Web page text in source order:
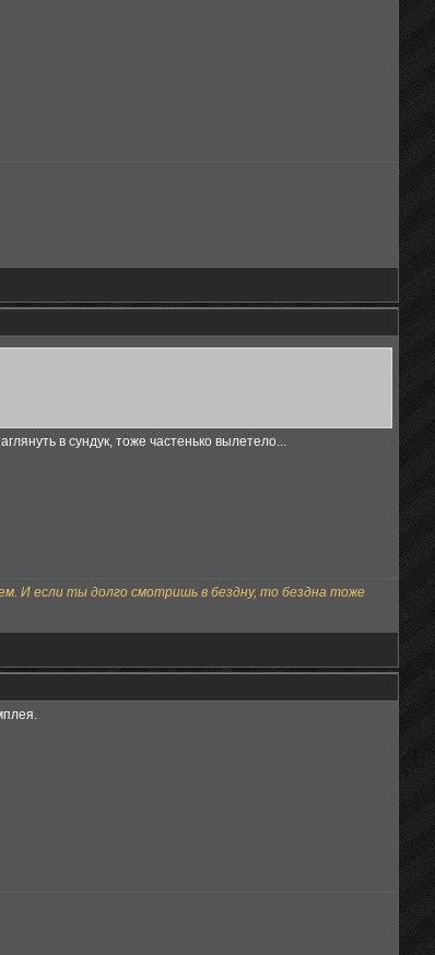
в сундук, тоже частенько вылетело...
И если ты долго смотришь в бездну, то бездна тоже